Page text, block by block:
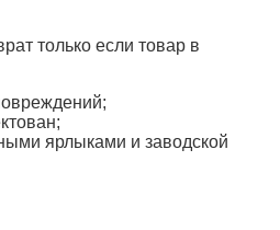
только если товар в
ярлыками и заводской